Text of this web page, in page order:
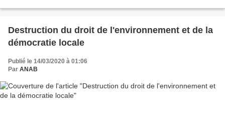
Destruction du droit de l'environnement et de la
démocratie locale
Publié le 14/03/2020 à 01:06
Par ANAB